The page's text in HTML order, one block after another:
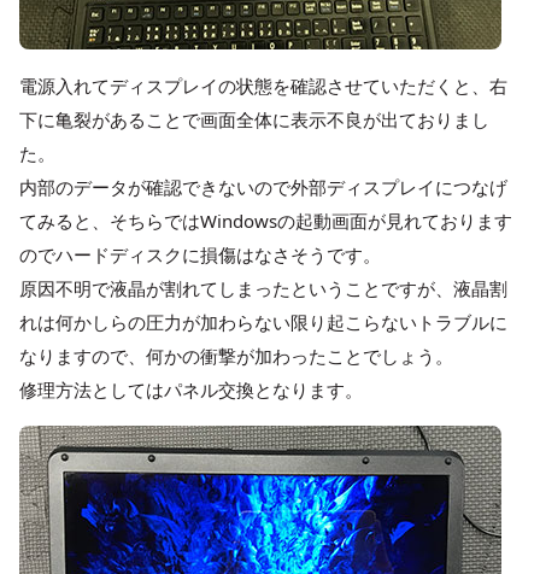
電源入れてディスプレイの状態を確認させていただくと、右
下に亀裂があることで画面全体に表示不良が出ておりまし
た。
内部のデータが確認できないので外部ディスプレイにつなげ
てみると、そちらではWindowsの起動画面が見れております
のでハードディスクに損傷はなさそうです。
原因不明で液晶が割れてしまったということですが、液晶割
れは何かしらの圧力が加わらない限り起こらないトラブルに
なりますので、何かの衝撃が加わったことでしょう。
修理方法としてはパネル交換となります。